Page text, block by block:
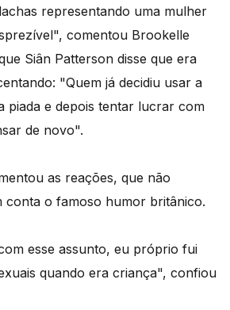
representando uma mulher
comentou Brookelle
Siân Patterson disse que era
"Quem já decidiu usar a
piada e depois tentar lucrar com
de novo".
as reações, que não
conta o famoso humor britânico.
esse assunto, eu próprio fui
quando era criança", confiou